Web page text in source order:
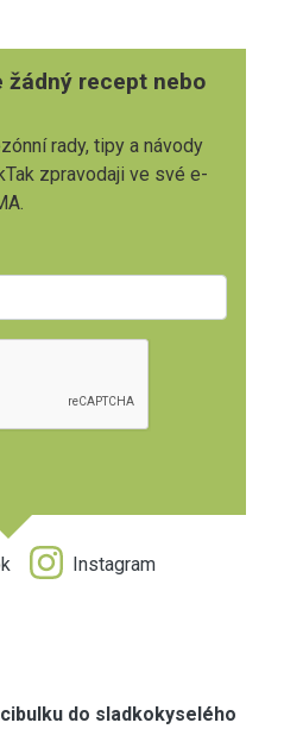
žádný recept nebo
rady, tipy a návody
zpravodaji ve své e-
Instagram
do sladkokyselého